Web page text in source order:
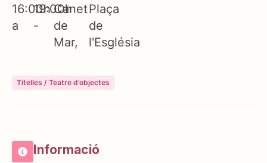
16:00h
a
19:00h
-
Canet
de
Mar
Plaça
de
l'Església
Titelles / Teatre d’objectes
Informació